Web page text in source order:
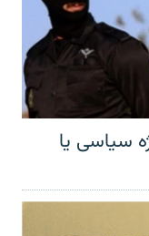
سیاسی یا